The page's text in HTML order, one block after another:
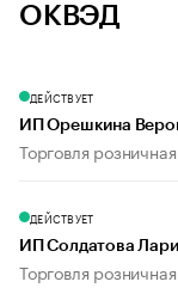
ОКВЭД
ДЕЙСТВУЕТ
ИП Орешкина
Торговля
ДЕЙСТВУЕТ
ИП Солдатова
Торговля